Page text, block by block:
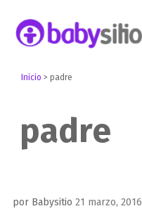
Inicio >padre
padre
por Babysitio Publicado
21 marzo, 2016